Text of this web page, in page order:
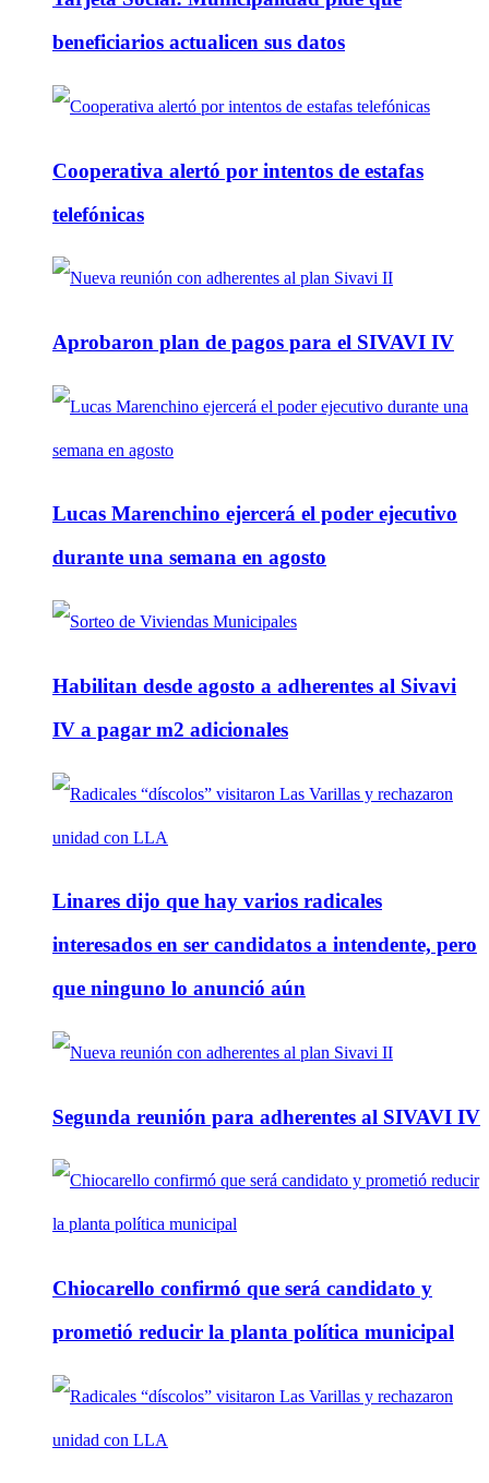
beneficiarios actualicen sus datos
Cooperativa alertó por intentos de estafas
telefónicas
Aprobaron plan de pagos para el SIVAVI IV
Lucas Marenchino ejercerá el poder ejecutivo
durante una semana en agosto
Habilitan desde agosto a adherentes al Sivavi
IV a pagar m2 adicionales
Linares dijo que hay varios radicales
interesados en ser candidatos a intendente, pero
que ninguno lo anunció aún
Segunda reunión para adherentes al SIVAVI IV
Chiocarello confirmó que será candidato y
prometió reducir la planta política municipal